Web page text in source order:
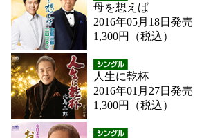
母を想えば
2016年05月18日発売
1,300円（税込）
人生に乾杯
2016年01月27日発売
1,300円（税込）